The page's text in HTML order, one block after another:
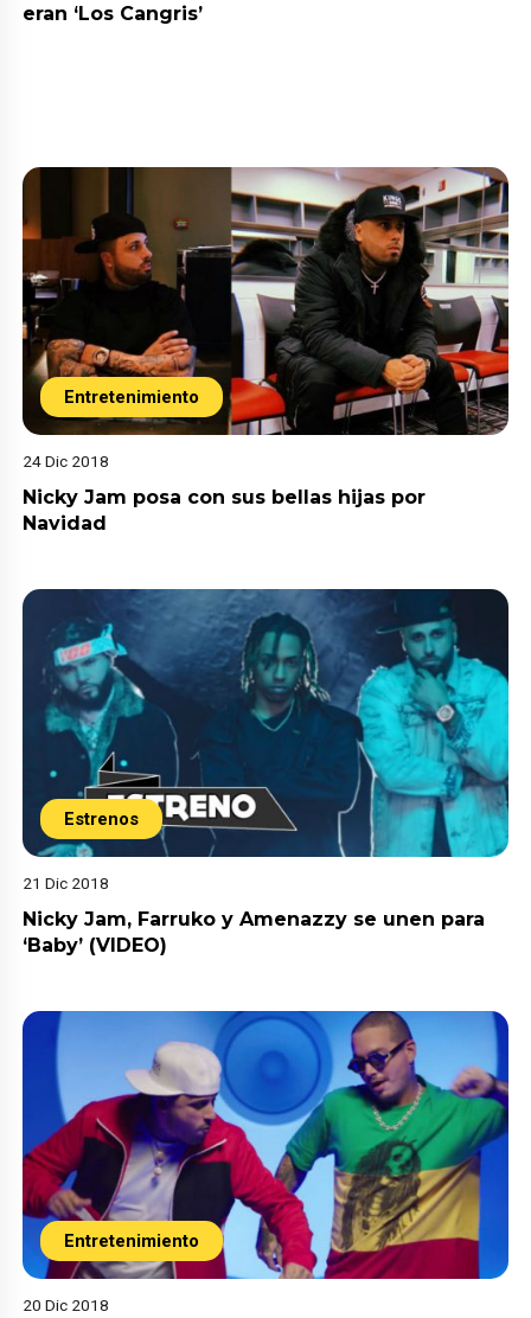
eran ‘Los Cangris’
Entretenimiento
24 Dic 2018
Nicky Jam posa con sus bellas hijas por
Navidad
Estrenos
21 Dic 2018
Nicky Jam, Farruko y Amenazzy se unen para
‘Baby’ (VIDEO)
Entretenimiento
20 Dic 2018